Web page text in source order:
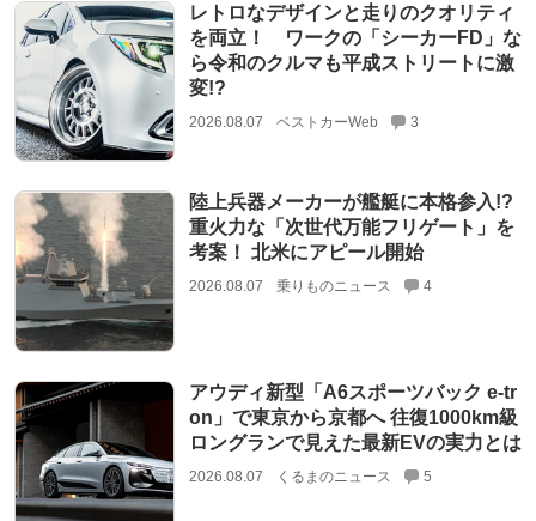
レトロなデザインと走りのクオリティ
を両立！ ワークの「シーカーFD」な
ら令和のクルマも平成ストリートに激
変!?
2026.08.07 ベストカーWeb 3
陸上兵器メーカーが艦艇に本格参入!?
重火力な「次世代万能フリゲート」を
考案！ 北米にアピール開始
2026.08.07 乗りものニュース 4
アウディ新型「A6スポーツバック e-tr
on」で東京から京都へ 往復1000km級
ロングランで見えた最新EVの実力とは
2026.08.07 くるまのニュース 5